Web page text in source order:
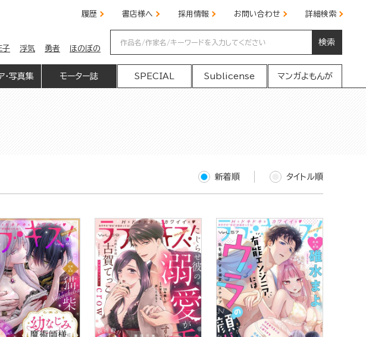
履歴 書店様へ 採用情報 お問い合わせ 詳細検索
子 浮気 勇者 ほのぼの
検索
・写真集 モーター誌 SPECIAL Sublicense マンガよもんが
新着順 タイトル順